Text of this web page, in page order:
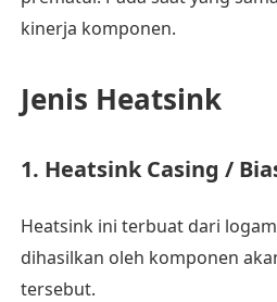
kinerja komponen.
Jenis Heatsink
1. Heatsink Casing /
Heatsink ini terbuat dari
dihasilkan oleh komponen
tersebut.